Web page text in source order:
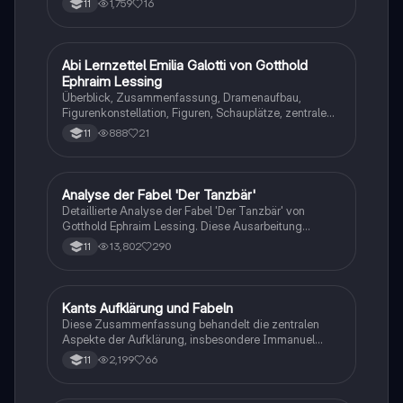
11 1,759 16
Deutsch
Abi Lernzettel Emilia Galotti von Gotthold
Ephraim Lessing
Überblick, Zusammenfassung, Dramenaufbau,
Figurenkonstellation, Figuren, Schauplätze, zentrale
Motive und Themen, Erzählweise, Epochenbezug,
Aufklärung
11 888 21
Deutsch
Analyse der Fabel 'Der Tanzbär'
Detaillierte Analyse der Fabel 'Der Tanzbär' von
Gotthold Ephraim Lessing. Diese Ausarbeitung
umfasst die zentralen Themen der Aufklärung, die
kritische Betrachtung des Hoflebens und des
oder ein tieferes Verständnis der Fabeltheorie
Lessings erlangen möchten.
11 13,802 290
Deutsch
Kants Aufklärung und Fabeln
Diese Zusammenfassung behandelt die zentralen
Aspekte der Aufklärung, insbesondere Immanuel
Kants Philosophie und die Rolle von Fabeln in der
bürgerlichen Literatur. Erfahren Sie mehr über das
11 2,199 66